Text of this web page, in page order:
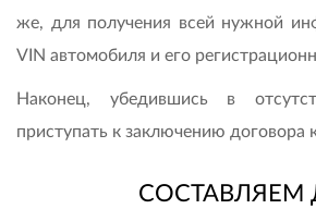
же, для получения всей нужной
VIN автомобиля и его
Наконец, убедившись в
приступать к заключению договора
СОСТАВЛЯЕМ